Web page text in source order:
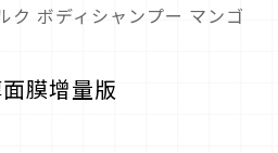
ボディシャンプー マンゴ
膜增量版